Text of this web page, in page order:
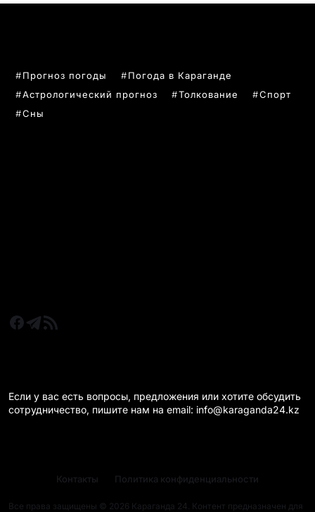
Прогноз погоды
Погода в Караганде
Астрологический прогноз
Толкование
Спорт
Сны
Если у вас есть вопросы, предложения или хотите обсудить
сотрудничество, пишите нам на email: info@karaganda24.kz
Все права защищены © 2026 Караганда 24. Контент предназначен для
Контакты Политика конфиденциальности